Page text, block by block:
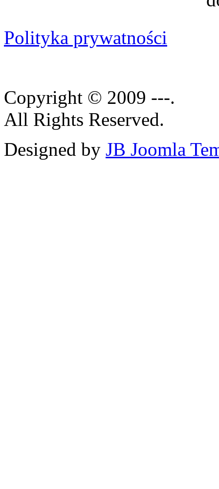
Polityka prywatności
Copyright © 2009 ---.
All Rights Reserved.
Designed by JB Joomla